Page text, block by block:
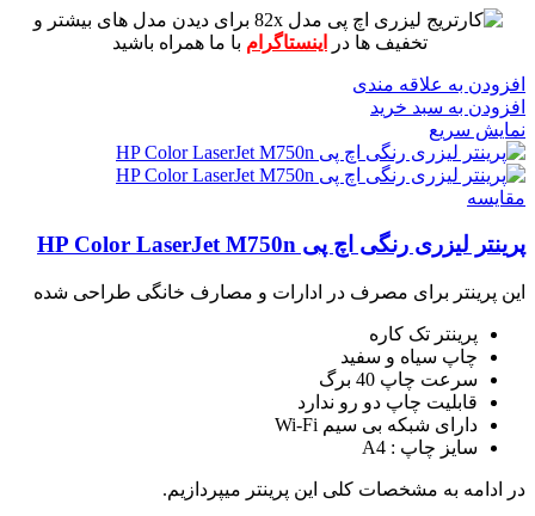
برای دیدن مدل های بیشتر و
تخفیف ها در
اینستاگرام با ما همراه باشید
افزودن به علاقه مندی
افزودن به سبد خرید
نمایش سریع
مقايسه
پرینتر لیزری رنگی اچ پی HP Color LaserJet M750n
این پرینتر برای مصرف در ادارات و مصارف خانگی طراحی شده
پرینتر تک کاره
چاپ سیاه و سفید
سرعت چاپ 40 برگ
قابلیت چاپ دو رو ندارد
دارای شبکه بی سیم Wi-Fi
سایز چاپ : A4
در ادامه به مشخصات کلی این پرینتر میپردازیم.